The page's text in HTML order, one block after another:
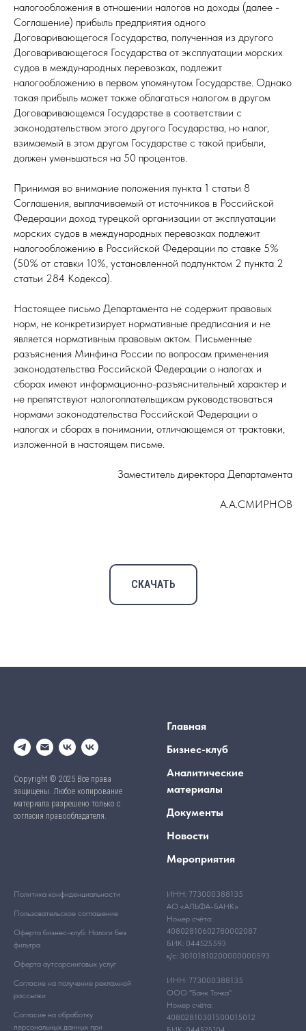
налогообложения в отношении налогов на доходы (далее -
Соглашение) прибыль предприятия одного
Договаривающегося Государства, полученная из другого
Договаривающегося Государства от эксплуатации морских
судов в международных перевозках, подлежит
налогообложению в первом упомянутом Государстве. Однако
такая прибыль может также облагаться налогом в другом
Договаривающемся Государстве в соответствии с
законодательством этого другого Государства, но налог,
взимаемый в этом другом Государстве с такой прибыли,
должен уменьшаться на 50 процентов.
Принимая во внимание положения пункта 1 статьи 8
Соглашения, выплачиваемый от источников в Российской
Федерации доход турецкой организации от эксплуатации
морских судов в международных перевозках подлежит
налогообложению в Российской Федерации по ставке 5%
(50% от ставки 10%, установленной подпунктом 2 пункта 2
статьи 284 Кодекса).
Настоящее письмо Департамента не содержит правовых
норм, не конкретизирует нормативные предписания и не
является нормативным правовым актом. Письменные
разъяснения Минфина России по вопросам применения
законодательства Российской Федерации о налогах и
сборах имеют информационно-разъяснительный характер и
не препятствуют налогоплательщикам руководствоваться
нормами законодательства Российской Федерации о
налогах и сборах в понимании, отличающемся от трактовки,
изложенной в настоящем письме.
Заместитель директора Департамента
А.А.СМИРНОВ
СКАЧАТЬ
Copyright © 2025 Все права
защищены. Любое копирование
материала разрешено только с
согласия правообладателя.
Главная
Бизнес-клуб
Аналитические
материалы
Документы
Новости
Мероприятия
Политика конфиденциальности
Пользовательское соглашение
Оферта бизнес-клуб: Налоги без
фильтра
Оферта аутсорсинговых услуг
Согласие на получение рекламной
рассылки
Согласие на обработку
персональных данных при
ИНН: 773000388135
АО «АЛЬФА-БАНК»
Номер счёта:
40802810602780002087
БИК: 044525593
к/с: 30101810200000000593
ИНН: 773000388135
ООО "Банк Точка"
Номер счёта:
40802810301500015012